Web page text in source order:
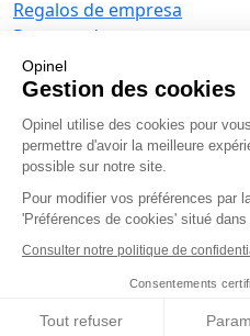
Opinel
Gestion des cookies
Opinel utilise des cookies pour vous
permettre d'avoir la meilleure
possible sur notre site.
Pour modifier vos préférences par
'Préférences de cookies' situé dans
Consulter notre politique de
Consentements
Tout refuser
Regalos de empresa
Restauradores
Noticias Opinel
Recibir las novedades
Venga a vernos
© Opinel, 2026.Aviso legal
Europa / ES